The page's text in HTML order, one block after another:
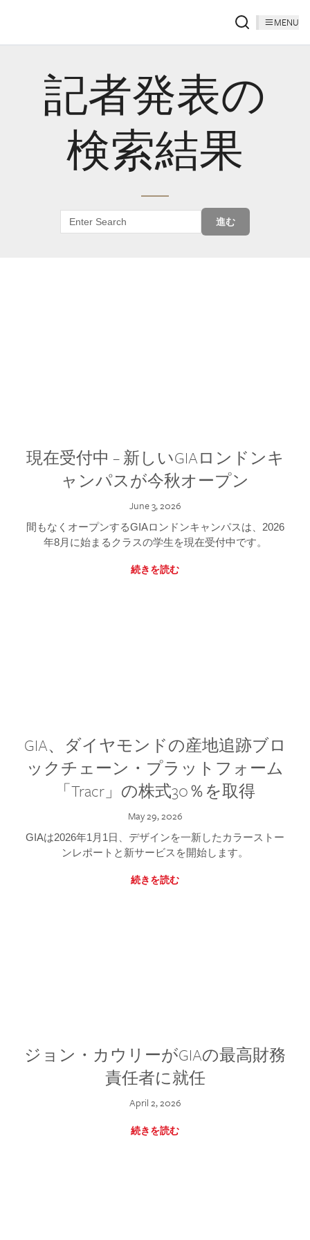
MENU
記者発表の
検索結果
進む
現在受付中 – 新しいGIAロンドンキ
ャンパスが今秋オープン
June 3, 2026
間もなくオープンするGIAロンドンキャンパスは、2026
年8月に始まるクラスの学生を現在受付中です。
続きを読む
GIA、ダイヤモンドの産地追跡ブロ
ックチェーン・プラットフォーム
「Tracr」の株式30％を取得
May 29, 2026
GIAは2026年1月1日、デザインを一新したカラーストー
ンレポートと新サービスを開始します。
続きを読む
ジョン・カウリーがGIAの最高財務
責任者に就任
April 2, 2026
続きを読む